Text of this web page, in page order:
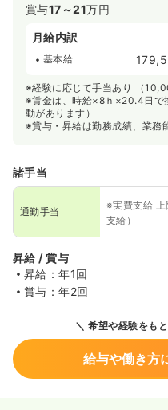
賞与17～21万円
月給内訳
基本給
※経験に応じて手当あり （
※賃金は、時給×8ｈ×20.4日で
動があります）
※賞与・昇給は勤務成績、業務
諸手当
通勤手当
※実費支給 上
支給）
昇給 / 賞与
昇給：年1回
賞与：年2回
希望や経験をも
給与や働き方